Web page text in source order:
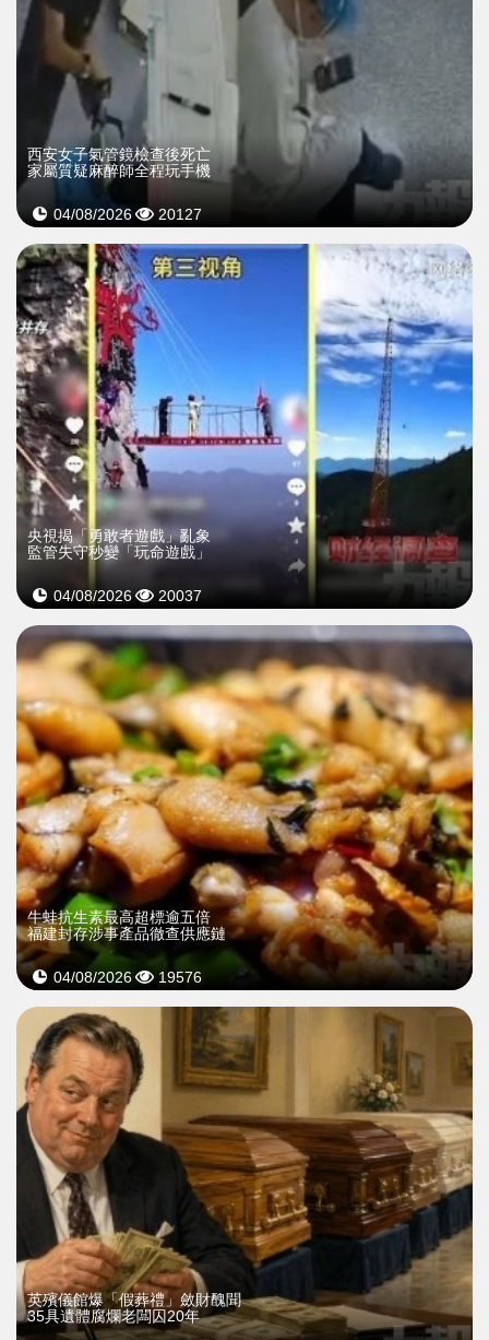
西安女子氣管鏡檢查後死亡
家屬質疑麻醉師全程玩手機
04/08/2026 20127
央視揭「勇敢者遊戲」亂象
監管失守秒變「玩命遊戲」
04/08/2026 20037
牛蛙抗生素最高超標逾五倍
福建封存涉事產品徹查供應鏈
04/08/2026 19576
英殯儀館爆「假葬禮」斂財醜聞
35具遺體腐爛老闆囚20年